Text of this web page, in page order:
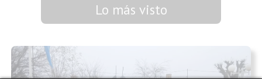
Lo más visto